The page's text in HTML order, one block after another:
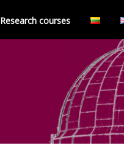
Research courses